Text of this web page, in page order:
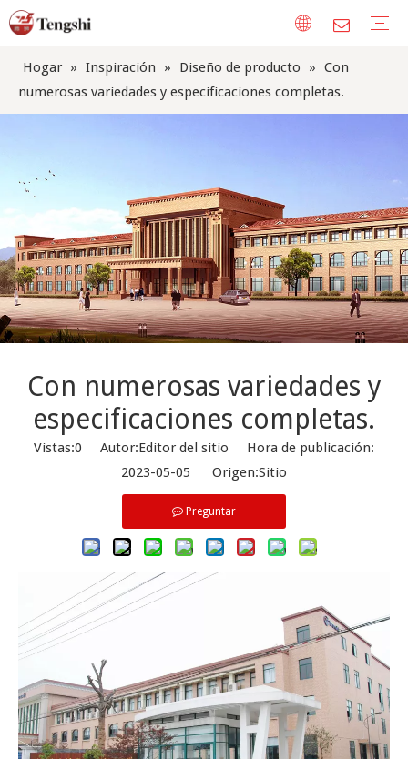
Hogar » Inspiración » Diseño de producto » Con
numerosas variedades y especificaciones completas.
Con numerosas variedades y
especificaciones completas.
Vistas:0 Autor:Editor del sitio Hora de publicación:
2023-05-05 Origen:Sitio
Preguntar